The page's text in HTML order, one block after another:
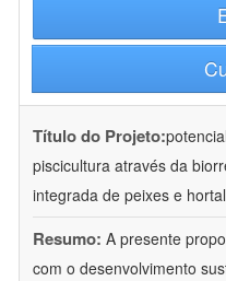
Título do Projeto:
piscicultura através da
integrada de peixes e
Resumo: A presente
com o desenvolvimento